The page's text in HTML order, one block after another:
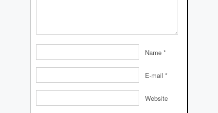
Name *
E-mail *
Website